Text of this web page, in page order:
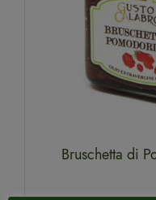
Bruschetta di